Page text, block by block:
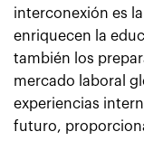
interconexión es
enriquecen la
también los
mercado laboral
experiencias
futuro,